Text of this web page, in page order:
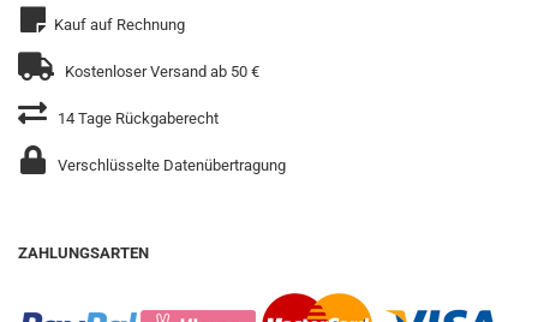
Kauf auf Rechnung
Kostenloser Versand ab 50 €
14 Tage Rückgaberecht
Verschlüsselte Datenübertragung
ZAHLUNGSARTEN